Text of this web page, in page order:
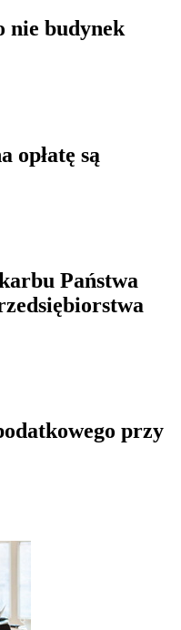
nie budynek
opłatę są
Państwa
przy